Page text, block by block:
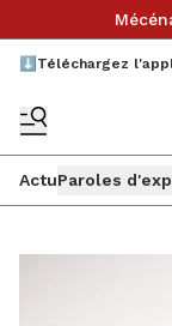
⬇️Téléchargez
ActuParoles